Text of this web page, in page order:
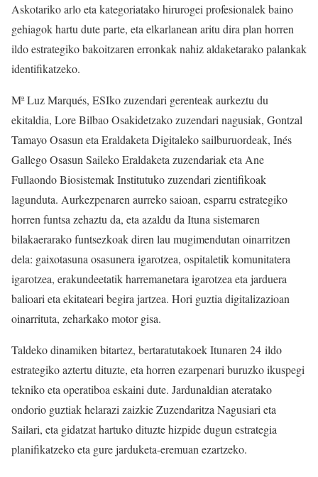
Askotariko arlo eta kategoriatako hirurogei profesionalek baino
gehiagok hartu dute parte, eta elkarlanean aritu dira plan horren
ildo estrategiko bakoitzaren erronkak nahiz aldaketarako palankak
identifikatzeko.
Mª Luz Marqués, ESIko zuzendari gerenteak aurkeztu du
ekitaldia, Lore Bilbao Osakidetzako zuzendari nagusiak, Gontzal
Tamayo Osasun eta Eraldaketa Digitaleko sailburuordeak, Inés
Gallego Osasun Saileko Eraldaketa zuzendariak eta Ane
Fullaondo Biosistemak Institutuko zuzendari zientifikoak
lagunduta. Aurkezpenaren aurreko saioan, esparru estrategiko
horren funtsa zehaztu da, eta azaldu da Ituna sistemaren
bilakaerarako funtsezkoak diren lau mugimendutan oinarritzen
dela: gaixotasuna osasunera igarotzea, ospitaletik komunitatera
igarotzea, erakundeetatik harremanetara igarotzea eta jarduera
balioari eta ekitateari begira jartzea. Hori guztia digitalizazioan
oinarrituta, zeharkako motor gisa.
Taldeko dinamiken bitartez, bertaratutakoek Itunaren 24 ildo
estrategiko aztertu dituzte, eta horren ezarpenari buruzko ikuspegi
tekniko eta operatiboa eskaini dute. Jardunaldian ateratako
ondorio guztiak helarazi zaizkie Zuzendaritza Nagusiari eta
Sailari, eta gidatzat hartuko dituzte hizpide dugun estrategia
planifikatzeko eta gure jarduketa-eremuan ezartzeko.